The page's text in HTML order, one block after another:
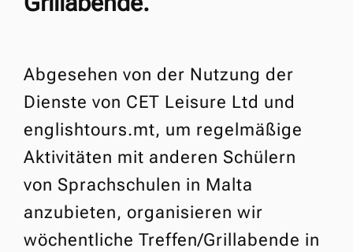
Abgesehen von der Nutzung der
Dienste von CET Leisure Ltd und
englishtours.mt, um regelmäßige
Aktivitäten mit anderen Schülern
von Sprachschulen in Malta
anzubieten, organisieren wir
wöchentliche Treffen/Grillabende in